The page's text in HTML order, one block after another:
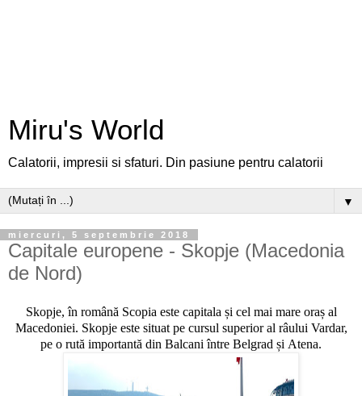
Miru's World
Calatorii, impresii si sfaturi. Din pasiune pentru calatorii
▼
miercuri, 5 septembrie 2018
Capitale europene - Skopje (Macedonia
de Nord)
Skopje, în română Scopia este capitala și cel mai mare oraș al
Macedoniei. Skopje este situat pe cursul superior al râului Vardar,
pe o rută importantă din Balcani între Belgrad și Atena.